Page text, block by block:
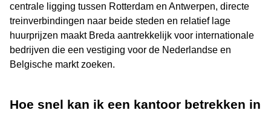
centrale ligging tussen Rotterdam en Antwerpen, directe
treinverbindingen naar beide steden en relatief lage
huurprijzen maakt Breda aantrekkelijk voor internationale
bedrijven die een vestiging voor de Nederlandse en
Belgische markt zoeken.
Hoe snel kan ik een kantoor betrekken in